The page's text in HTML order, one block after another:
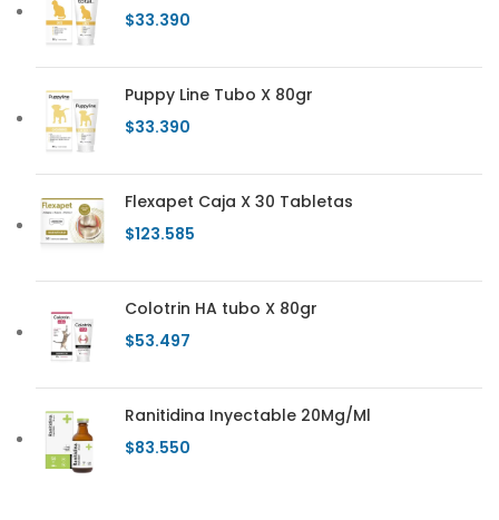
$33.390
Puppy Line Tubo X 80gr
$33.390
Flexapet Caja X 30 Tabletas
$123.585
Colotrin HA tubo X 80gr
$53.497
Ranitidina Inyectable 20Mg/Ml
$83.550